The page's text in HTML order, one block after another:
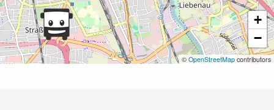
+
−
© OpenStreetMap contributors